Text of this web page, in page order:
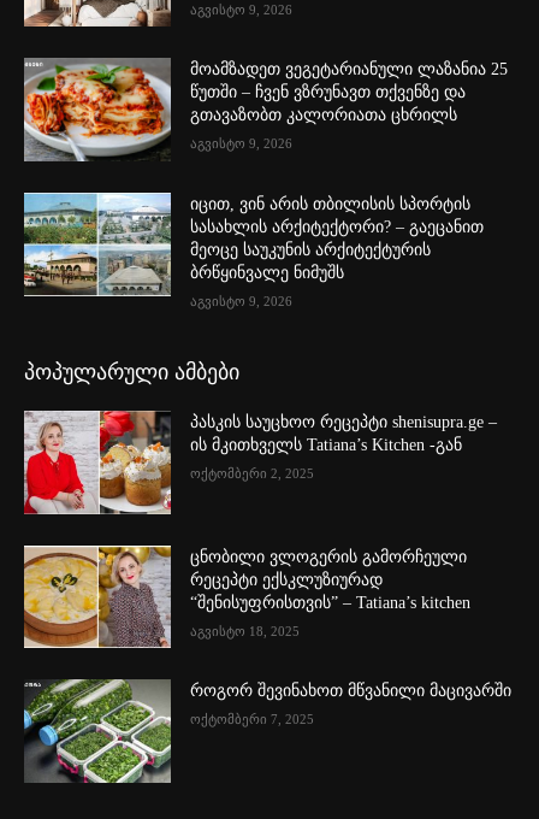
აგვისტო 9, 2026
მოამზადეთ ვეგეტარიანული ლაზანია 25
წუთში – ჩვენ ვზრუნავთ თქვენზე და
გთავაზობთ კალორიათა ცხრილს
აგვისტო 9, 2026
იცით, ვინ არის თბილისის სპორტის
სასახლის არქიტექტორი? – გაეცანით
მეოცე საუკუნის არქიტექტურის
ბრწყინვალე ნიმუშს
აგვისტო 9, 2026
პოპულარული ამბები
პასკის საუცხოო რეცეპტი shenisupra.ge –
ის მკითხველს Tatiana’s Kitchen -გან
ოქტომბერი 2, 2025
ცნობილი ვლოგერის გამორჩეული
რეცეპტი ექსკლუზიურად
“შენისუფრისთვის” – Tatiana’s kitchen
აგვისტო 18, 2025
როგორ შევინახოთ მწვანილი მაცივარში
ოქტომბერი 7, 2025